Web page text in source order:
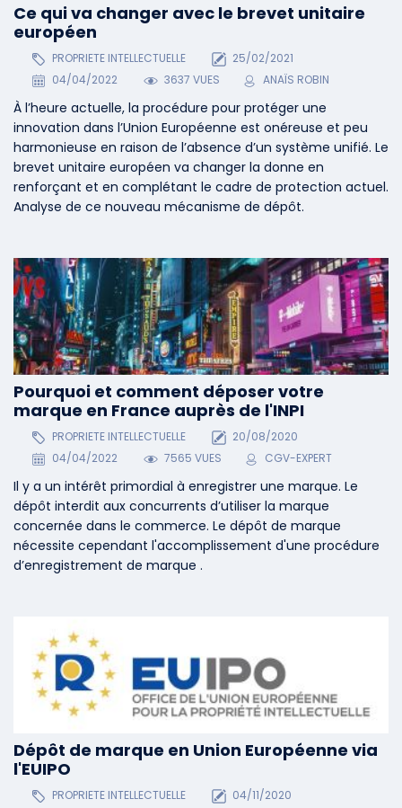
Dépôt de marque en Union Européenne via
l'EUIPO
PROPRIETE INTELLECTUELLE
04/11/2020
Pourquoi et comment déposer votre
marque en France auprès de l'INPI
PROPRIETE INTELLECTUELLE
20/08/2020
04/04/2022
7565 VUES CGV-EXPERT
Il y a un intérêt primordial à enregistrer une marque. Le
dépôt interdit aux concurrents d’utiliser la marque
concernée dans le commerce. Le dépôt de marque
nécessite cependant l'accomplissement d'une procédure
d’enregistrement de marque .
Ce qui va changer avec le brevet unitaire
européen
PROPRIETE INTELLECTUELLE
25/02/2021
04/04/2022
3637 VUES ANAÏS ROBIN
À l’heure actuelle, la procédure pour protéger une
innovation dans l’Union Européenne est onéreuse et peu
harmonieuse en raison de l’absence d’un système unifié. Le
brevet unitaire européen va changer la donne en
renforçant et en complétant le cadre de protection actuel.
Analyse de ce nouveau mécanisme de dépôt.